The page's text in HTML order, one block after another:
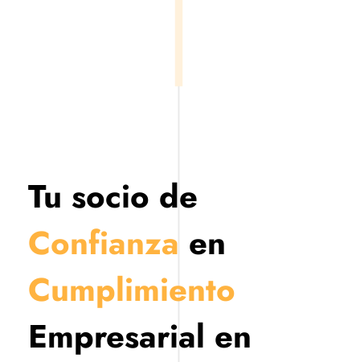
Tu socio de
Confianza en
Cumplimiento
Empresarial en